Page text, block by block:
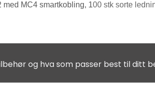
MC4 smartkobling, 100 stk sorte
og hva som passer best til ditt